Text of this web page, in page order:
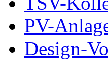
PV-
Design-